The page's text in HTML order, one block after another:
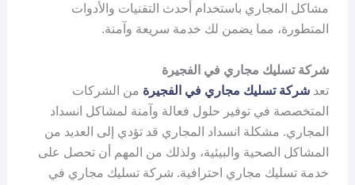
مشاكل المجاري باستخدام أحدث التقنيات والأدوات
المتطورة، مما يضمن لك خدمة سريعة وآمنة.
شركة تسليك مجاري في الفجيرة
تعد شركة تسليك مجاري في الفجيرة من الشركات
المتخصصة في توفير حلول فعالة وآمنة لمشاكل انسداد
المجاري. مشكلة انسداد المجاري قد تؤدي إلى العديد من
المشاكل الصحية والبيئية، ولذلك من المهم أن تحصل على
خدمة تسليك مجاري احترافية. شركة تسليك مجاري في